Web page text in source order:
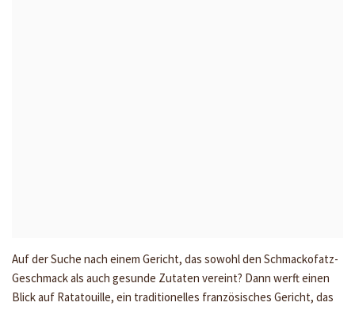
Auf der Suche nach einem Gericht, das sowohl den Schmackofatz-
Geschmack als auch gesunde Zutaten vereint? Dann werft einen
Blick auf Ratatouille, ein traditionelles französisches Gericht, das